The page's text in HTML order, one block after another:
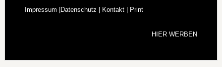
Impressum | Datenschutz | Kontakt | Print
HIER WERBEN